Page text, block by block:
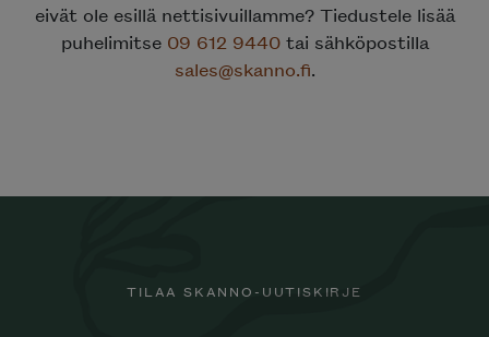
eivät ole esillä nettisivuillamme? Tiedustele lisää
puhelimitse 09 612 9440tai sähköpostilla
sales@skanno.fi.
TILAA SKANNO-UUTISKIRJE